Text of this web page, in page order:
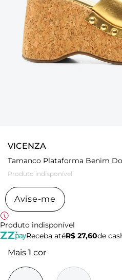
VICENZA
Tamanco Plataforma Benim
Produto indisponível
Avise-me
Produto indisponível
Receba atéR$ 27,60de
Mais 1 cor